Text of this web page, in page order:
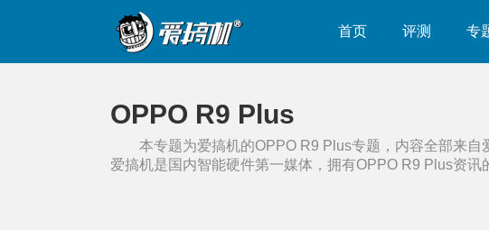
首页 评测 专
OPPO R9 Plus
本专题为爱搞机的OPPO R9 Plus专题，内容全部来自
爱搞机是国内智能硬件第一媒体，拥有OPPO R9 Plus资讯